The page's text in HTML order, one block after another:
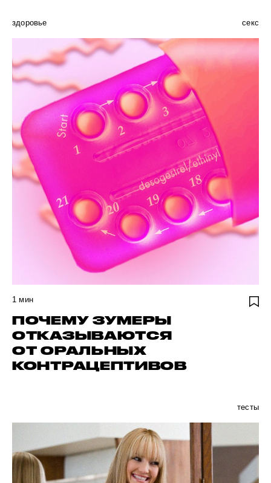
здоровье секс
1 мин
ПОЧЕМУ ЗУМЕРЫ
ОТКАЗЫВАЮТСЯ
ОТ ОРАЛЬНЫХ
КОНТРАЦЕПТИВОВ
тесты